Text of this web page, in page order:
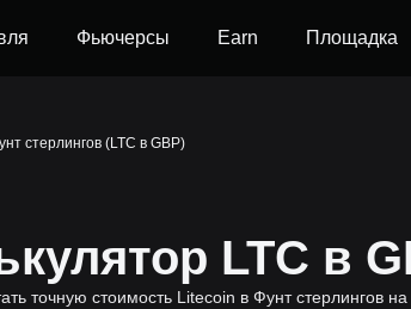
Фьючерсы Earn Площадка
стерлингов (LTC в GBP)
LTC в
точную стоимость Litecoin в Фунт стерлингов